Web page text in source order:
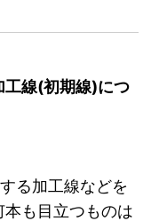
工線(初期線)につ
る加工線などを
も目立つものは